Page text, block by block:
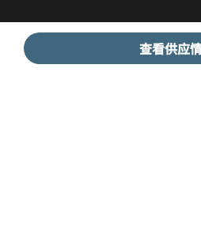
查看供应